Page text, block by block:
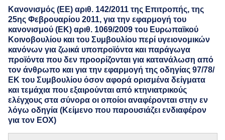
Κανονισμός (ΕΕ) αριθ. 142/2011 της Επιτροπής, της
25ης Φεβρουαρίου 2011, για την εφαρμογή του
κανονισμού (ΕΚ) αριθ. 1069/2009 του Ευρωπαϊκού
Κοινοβουλίου και του Συμβουλίου περί υγειονομικών
κανόνων για ζωικά υποπροϊόντα και παράγωγα
προϊόντα που δεν προορίζονται για κατανάλωση από
τον άνθρωπο και για την εφαρμογή της οδηγίας 97/78/
ΕΚ του Συμβουλίου όσον αφορά ορισμένα δείγματα
και τεμάχια που εξαιρούνται από κτηνιατρικούς
ελέγχους στα σύνορα οι οποίοι αναφέρονται στην εν
λόγω οδηγία (Κείμενο που παρουσιάζει ενδιαφέρον
για τον ΕΟΧ)